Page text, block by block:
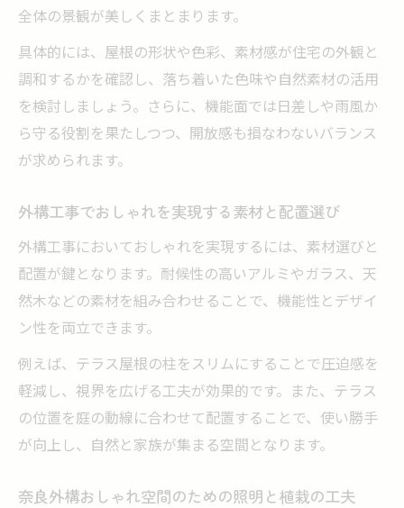
全体の景観が美しくまとまります。
具体的には、屋根の形状や色彩、素材感が住宅の外観と
調和するかを確認し、落ち着いた色味や自然素材の活用
を検討しましょう。さらに、機能面では日差しや雨風か
ら守る役割を果たしつつ、開放感も損なわないバランス
が求められます。
外構工事でおしゃれを実現する素材と配置選び
外構工事においておしゃれを実現するには、素材選びと
配置が鍵となります。耐候性の高いアルミやガラス、天
然木などの素材を組み合わせることで、機能性とデザイ
ン性を両立できます。
例えば、テラス屋根の柱をスリムにすることで圧迫感を
軽減し、視界を広げる工夫が効果的です。また、テラス
の位置を庭の動線に合わせて配置することで、使い勝手
が向上し、自然と家族が集まる空間となります。
奈良外構おしゃれ空間のための照明と植栽の工夫